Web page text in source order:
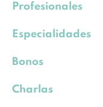
Profesionales
Especialidades
Bonos
Charlas